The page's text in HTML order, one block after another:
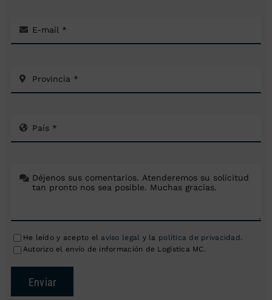
He leído y acepto el aviso legal y la política de privacidad.
Autorizo el envío de información de Logística MC.
Enviar